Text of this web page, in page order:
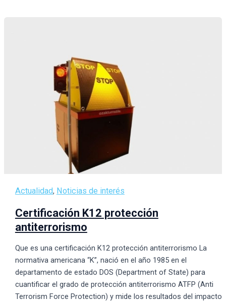
Actualidad, Noticias de interés
Certificación K12 protección
antiterrorismo
Que es una certificación K12 protección antiterrorismo La
normativa americana “K”, nació en el año 1985 en el
departamento de estado DOS (Department of State) para
cuantificar el grado de protección antiterrorismo ATFP (Anti
Terrorism Force Protection) y mide los resultados del impacto